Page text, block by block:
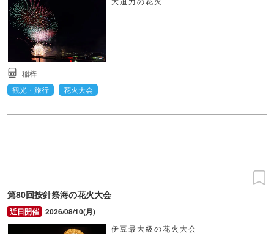
稲梓
観光・旅行
花火大会
第80回按針祭海の花火大会
2026/08/10(月)
伊豆最大級の花火大会